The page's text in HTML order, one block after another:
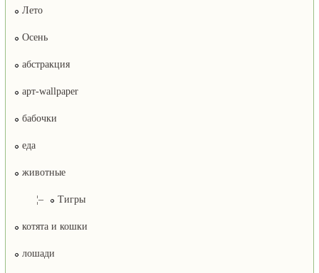
Лето
Осень
абстракция
арт-wallpaper
бабочки
еда
животные
¦– Тигры
котята и кошки
лошади